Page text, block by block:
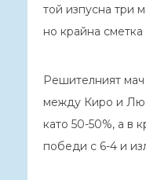
той изпусна три
но крайна сметка
Решителният
между Киро и
като 50-50%, а в
победи с 6-4 и